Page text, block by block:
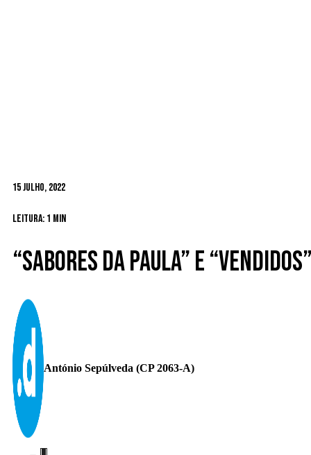
15 Julho, 2022
Leitura: 1 min
“Sabores da Paula” e
António Sepúlveda (CP 2063-A)